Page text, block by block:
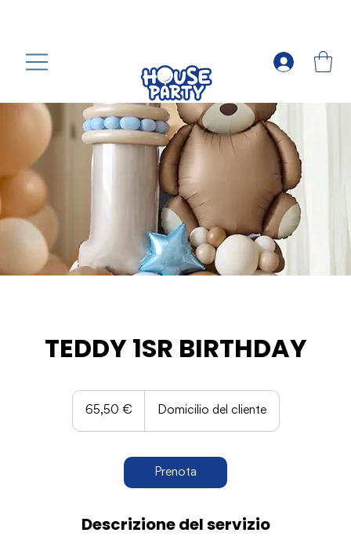
TEDDY 1SR BIRTHDAY
65,50
euro
65,50 € Domicilio del cliente
Prenota
Descrizione del servizio